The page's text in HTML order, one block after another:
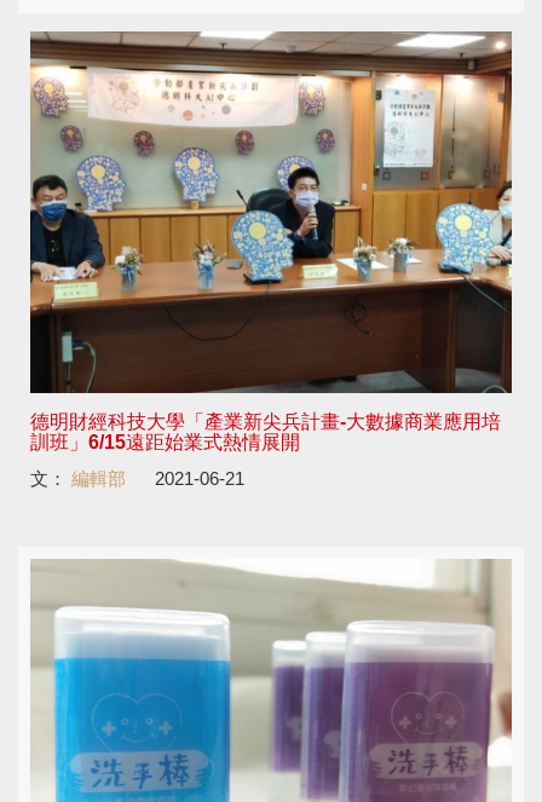
德明財經科技大學「產業新尖兵計畫-大數據商業應用培
訓班」6/15遠距始業式熱情展開
文： 編輯部 2021-06-21